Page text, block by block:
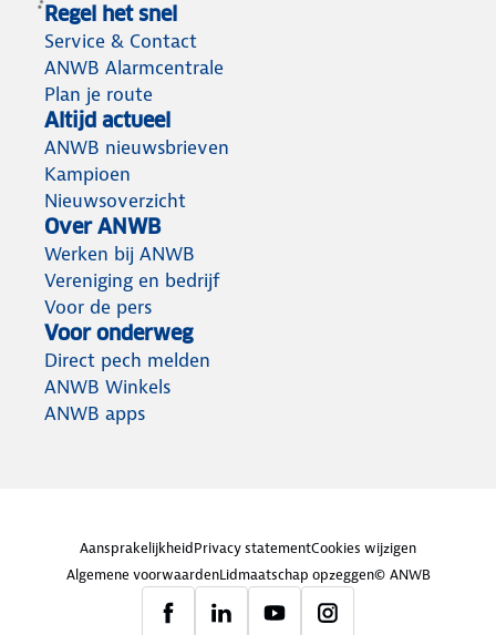
Regel het snel
Service & Contact
ANWB Alarmcentrale
Plan je route
Altijd actueel
ANWB nieuwsbrieven
Kampioen
Nieuwsoverzicht
Over ANWB
Werken bij ANWB
Vereniging en bedrijf
Voor de pers
Voor onderweg
Direct pech melden
ANWB Winkels
ANWB apps
AansprakelijkheidPrivacy statementCookies wijzigen
Algemene voorwaardenLidmaatschap opzeggen© ANWB